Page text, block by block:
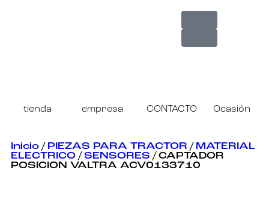
tienda empresa CONTACTO Ocasión
Inicio / PIEZAS PARA TRACTOR / MATERIAL
ELECTRICO / SENSORES / CAPTADOR
POSICION VALTRA ACV0133710